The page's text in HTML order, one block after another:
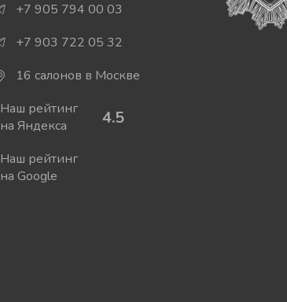
+7 905 794 00 03
+7 903 722 05 32
16 салонов в Москве
Наш рейтинг
на Яндекса
4.5
Наш рейтинг
на Google